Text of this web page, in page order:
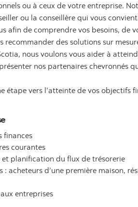
ou à ceux de votre entreprise.
ou la conseillère qui vous
afin de comprendre vos besoins, de
recommander des solutions sur
nous voulons vous aider à
nos partenaires chevronnés
étape vers l’atteinte de vos objectifs
finances
courantes
et planification du flux de trésorerie
: acheteurs d’une première maison,
entreprises